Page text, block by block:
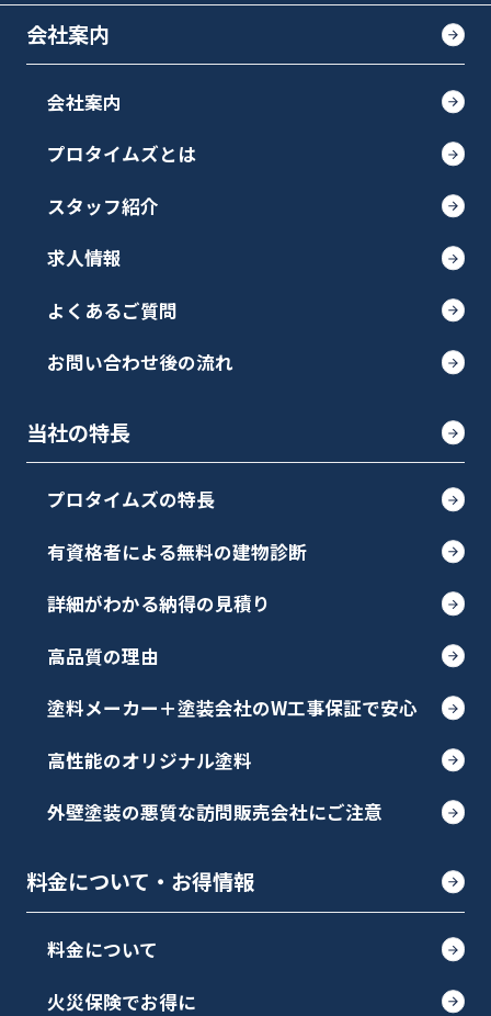
会社案内
会社案内
プロタイムズとは
スタッフ紹介
求人情報
よくあるご質問
お問い合わせ後の流れ
当社の特長
プロタイムズの特長
有資格者による無料の建物診断
詳細がわかる納得の見積り
高品質の理由
塗料メーカー＋塗装会社のW工事保証で安心
高性能のオリジナル塗料
外壁塗装の悪質な訪問販売会社にご注意
料金について・お得情報
料金について
火災保険でお得に